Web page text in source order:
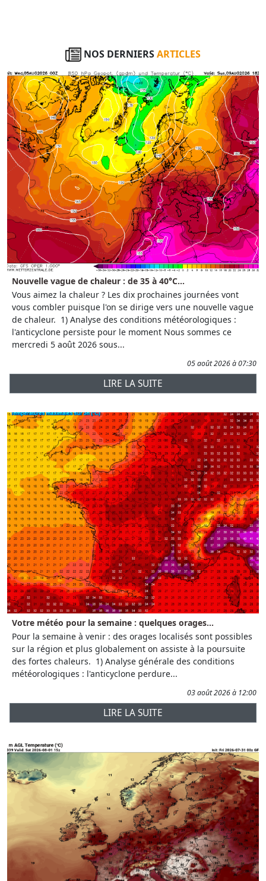
NOS DERNIERSARTICLES
Nouvelle vague de chaleur : de 35 à 40°C...
Vous aimez la chaleur ? Les dix prochaines journées vont
vous combler puisque l'on se dirige vers une nouvelle vague
de chaleur. 1) Analyse des conditions météorologiques :
l'anticyclone persiste pour le moment Nous sommes ce
mercredi 5 août 2026 sous...
05 août 2026 à 07:30
LIRE LA SUITE
Votre météo pour la semaine : quelques orages...
Pour la semaine à venir : des orages localisés sont possibles
sur la région et plus globalement on assiste à la poursuite
des fortes chaleurs. 1) Analyse générale des conditions
météorologiques : l'anticyclone perdure...
03 août 2026 à 12:00
LIRE LA SUITE